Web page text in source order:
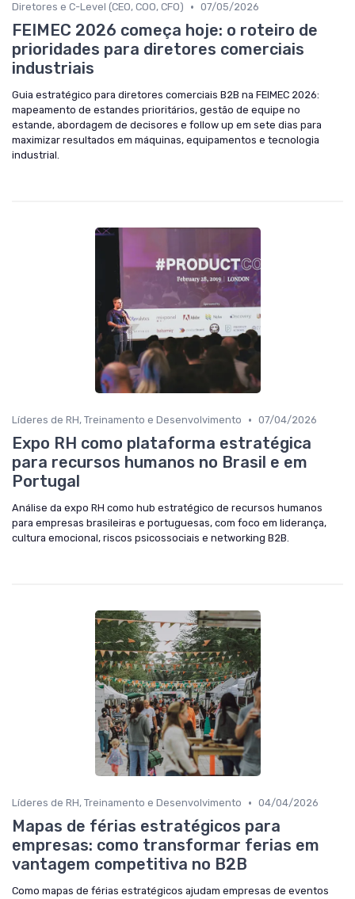
Diretores e C-Level (CEO, COO, CFO) • 07/05/2026
FEIMEC 2026 começa hoje: o roteiro de
prioridades para diretores comerciais
industriais
Guia estratégico para diretores comerciais B2B na FEIMEC 2026:
mapeamento de estandes prioritários, gestão de equipe no
estande, abordagem de decisores e follow up em sete dias para
maximizar resultados em máquinas, equipamentos e tecnologia
industrial.
Líderes de RH, Treinamento e Desenvolvimento • 07/04/2026
Expo RH como plataforma estratégica
para recursos humanos no Brasil e em
Portugal
Análise da expo RH como hub estratégico de recursos humanos
para empresas brasileiras e portuguesas, com foco em liderança,
cultura emocional, riscos psicossociais e networking B2B.
Líderes de RH, Treinamento e Desenvolvimento • 04/04/2026
Mapas de férias estratégicos para
empresas: como transformar ferias em
vantagem competitiva no B2B
Como mapas de férias estratégicos ajudam empresas de eventos